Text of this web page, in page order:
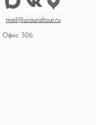
Офис 306
mail@urauraltour.ru